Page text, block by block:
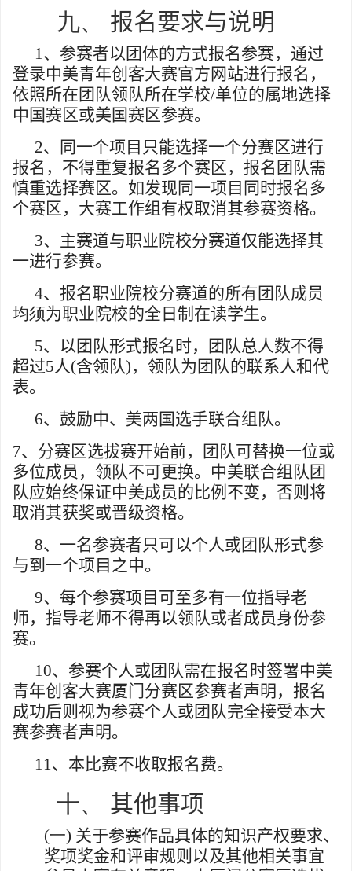
九、 报名要求与说明
1 、参赛者以团体的方式报名参赛，通过
登录中美青年创客大赛官方网站进行报名，
依照所在团队领队所在学校/单位的属地选择
中国赛区或美国赛区参赛。
2、同一个项目只能选择一个分赛区进行
报名，不得重复报名多个赛区，报名团队需
慎重选择赛区。如发现同一项目同时报名多
个赛区，大赛工作组有权取消其参赛资格。
3、主赛道与职业院校分赛道仅能选择其
一进行参赛。
4、报名职业院校分赛道的所有团队成员
均须为职业院校的全日制在读学生。
5、以团队形式报名时，团队总人数不得
超过5 人(含领队)，领队为团队的联系人和代
表。
6、鼓励中、美两国选手联合组队。
7、分赛区选拔赛开始前，团队可替换一位或
多位成员，领队不可更换。中美联合组队团
队应始终保证中美成员的比例不变，否则将
取消其获奖或晋级资格。
8、一名参赛者只可以个人或团队形式参
与到一个项目之中。
9、每个参赛项目可至多有一位指导老
师，指导老师不得再以领队或者成员身份参
赛。
10、参赛个人或团队需在报名时签署中美
青年创客大赛厦门分赛区参赛者声明，报名
成功后则视为参赛个人或团队完全接受本大
赛参赛者声明。
11 、本比赛不收取报名费。
十、 其他事项
(一) 关于参赛作品具体的知识产权要求、
奖项奖金和评审规则以及其他相关事宜